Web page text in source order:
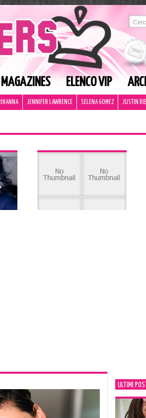
MAGAZINES ELENCO VIP
JENNIFER LAWRENCE SELENA GOMEZ JUSTIN
ULTIMI POST